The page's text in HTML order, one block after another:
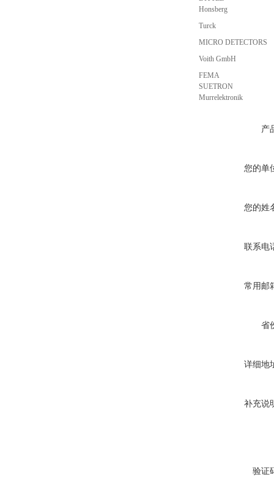
Honsberg
Turck
MICRO DETECTORS
Voith GmbH
FEMA
SUETRON
Murrelektronik
产
您的单
您的姓
联系电
常用邮
省
详细地
补充说
验证